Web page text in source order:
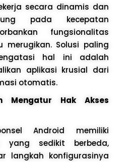
secara dinamis dan
pada kecepatan
fungsionalitas
Solusi paling
hal ini adalah
aplikasi krusial dari
otomatis.
Mengatur Hak Akses
Android memiliki
yang sedikit berbeda,
langkah konfigurasinya